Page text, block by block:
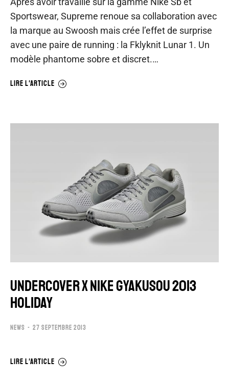
Sportswear, Supreme renoue sa collaboration avec
la marque au Swoosh mais crée l’effet de surprise
avec une paire de running : la Fklyknit Lunar 1. Un
modèle phantome sobre et discret.…
LIRE L'ARTICLE
UNDERCOVER x NIKE GYAKUSOU 2013
HOLIDAY
NEWS 27 SEPTEMBRE 2013
LIRE L'ARTICLE